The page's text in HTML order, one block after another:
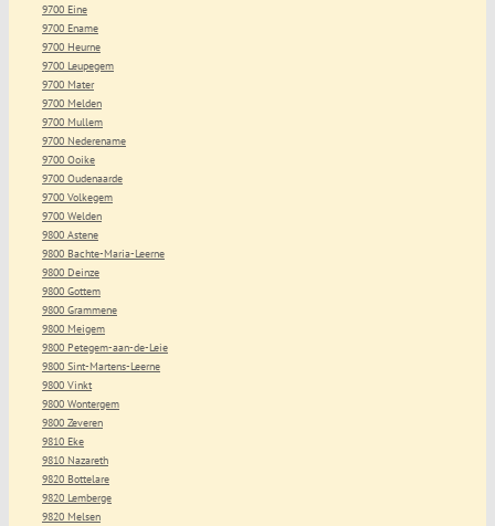
9700 Eine
9700 Ename
9700 Heurne
9700 Leupegem
9700 Mater
9700 Melden
9700 Mullem
9700 Nederename
9700 Ooike
9700 Oudenaarde
9700 Volkegem
9700 Welden
9800 Astene
9800 Bachte-Maria-Leerne
9800 Deinze
9800 Gottem
9800 Grammene
9800 Meigem
9800 Petegem-aan-de-Leie
9800 Sint-Martens-Leerne
9800 Vinkt
9800 Wontergem
9800 Zeveren
9810 Eke
9810 Nazareth
9820 Bottelare
9820 Lemberge
9820 Melsen